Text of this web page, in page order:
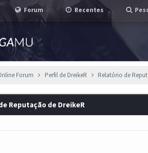
Forum Recentes
Forum Perfil de DreikeR Relatório de
Reputação de DreikeR